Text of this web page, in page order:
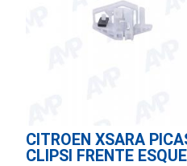
CITROEN XSARA
CLIPSI FRENTE